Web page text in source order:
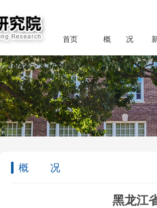
首页 概 况
概 况
黑龙江